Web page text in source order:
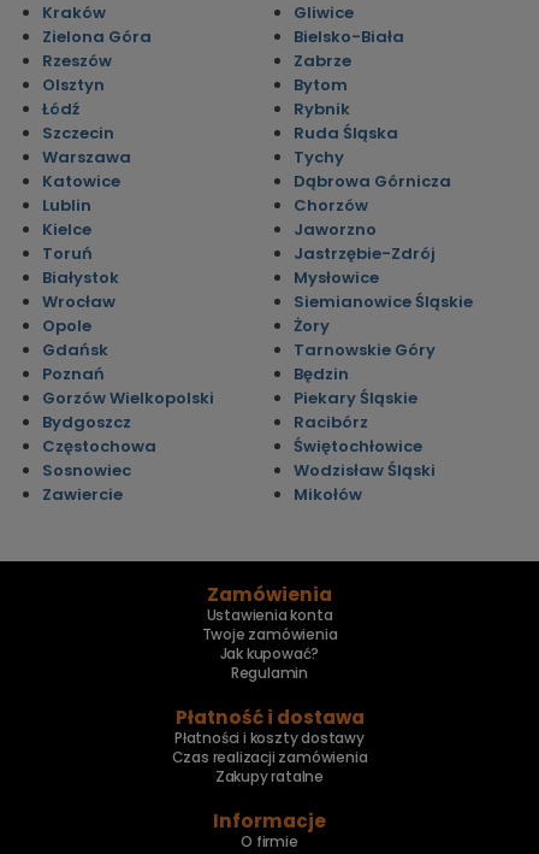
Kraków
Zielona Góra
Rzeszów
Olsztyn
Łódź
Szczecin
Warszawa
Katowice
Lublin
Kielce
Toruń
Białystok
Wrocław
Opole
Gdańsk
Poznań
Gorzów Wielkopolski
Bydgoszcz
Częstochowa
Sosnowiec
Zawiercie
Gliwice
Bielsko-Biała
Zabrze
Bytom
Rybnik
Ruda Śląska
Tychy
Dąbrowa Górnicza
Chorzów
Jaworzno
Jastrzębie-Zdrój
Mysłowice
Siemianowice Śląskie
Żory
Tarnowskie Góry
Będzin
Piekary Śląskie
Racibórz
Świętochłowice
Wodzisław Śląski
Mikołów
Zamówienia
Ustawienia konta
Twoje zamówienia
Jak kupować?
Regulamin
Płatność i dostawa
Płatności i koszty dostawy
Czas realizacji zamówienia
Zakupy ratalne
Informacje
O firmie